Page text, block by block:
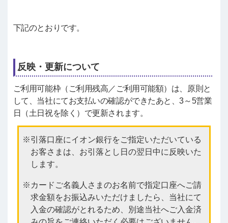
下記のとおりです。
反映・更新について
ご利用可能枠（ご利用残高／ご利用可能額）は、原則と
して、当社にてお支払いの確認ができたあと、3～5営業
日（土日祝を除く）で更新されます。
引落口座にイオン銀行をご指定いただいている
お客さまは、お引落とし日の翌日中に反映いた
します。
カードご名義人さまのお名前で指定口座へご請
求金額をお振込みいただけましたら、当社にて
入金の確認がとれるため、別途当社へご入金済